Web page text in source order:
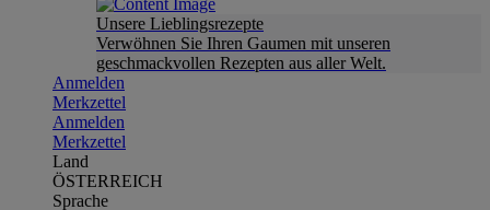
Unsere Lieblingsrezepte
Verwöhnen Sie Ihren Gaumen mit unseren
geschmackvollen Rezepten aus aller Welt.
Anmelden
Merkzettel
Anmelden
Merkzettel
Land
ÖSTERREICH
Sprache